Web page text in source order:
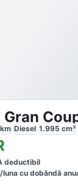
km Diesel 1.995 cm³
deductibil
lunacu dobăndă